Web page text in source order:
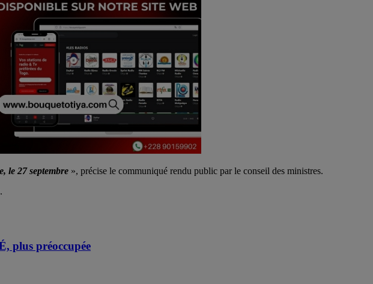
le 27 septembre », précise le communiqué rendu public par le conseil des ministres.
plus préoccupée